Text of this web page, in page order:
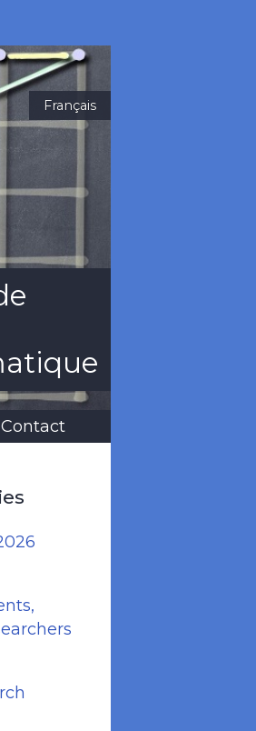
Français
Contact